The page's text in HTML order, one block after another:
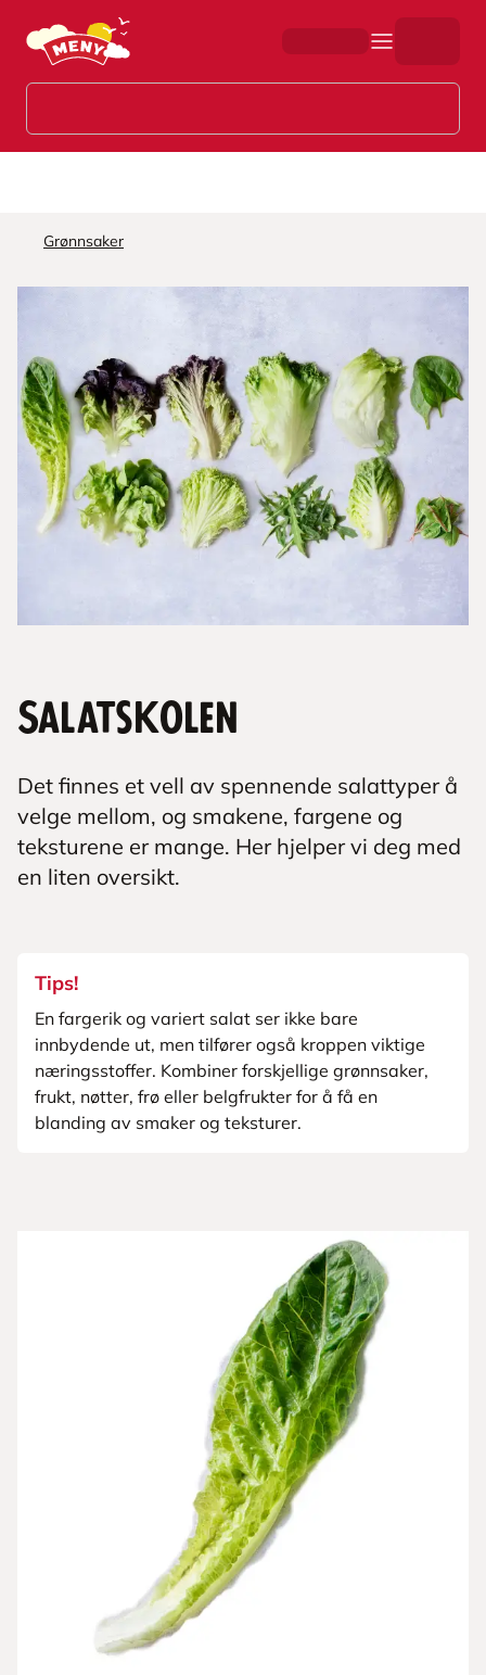
Hopp til hovedinnhold
Grønnsaker
Salatskolen
Det finnes et vell av spennende salattyper å
velge mellom, og smakene, fargene og
teksturene er mange. Her hjelper vi deg med
en liten oversikt.
Tips!
En fargerik og variert salat ser ikke bare
innbydende ut, men tilfører også kroppen viktige
næringsstoffer. Kombiner forskjellige grønnsaker,
frukt, nøtter, frø eller belgfrukter for å få en
blanding av smaker og teksturer.